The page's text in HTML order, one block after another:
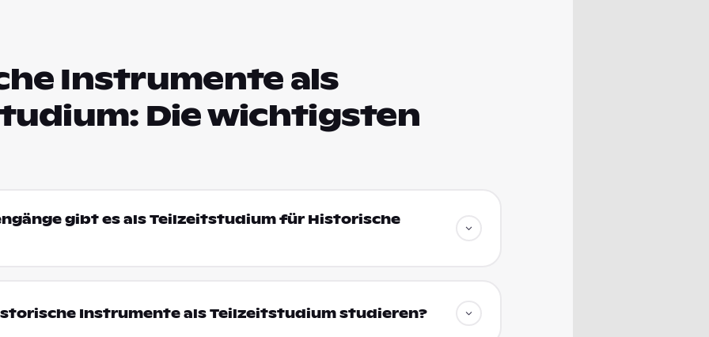
Instrumente als
Die wichtigsten
gibt es als Teilzeitstudium für Historische
Instrumente als Teilzeitstudium studieren?